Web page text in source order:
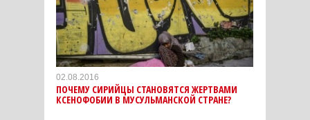
02.08.2016
ПОЧЕМУ СИРИЙЦЫ СТАНОВЯТСЯ ЖЕРТВАМИ
КСЕНОФОБИИ В МУСУЛЬМАНСКОЙ СТРАНЕ?